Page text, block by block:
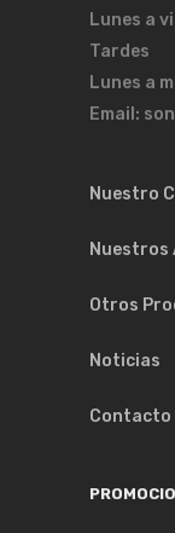
Lunes a
Tardes
Lunes a
Email:
Nuestro
Otros
Noticias
Contacto